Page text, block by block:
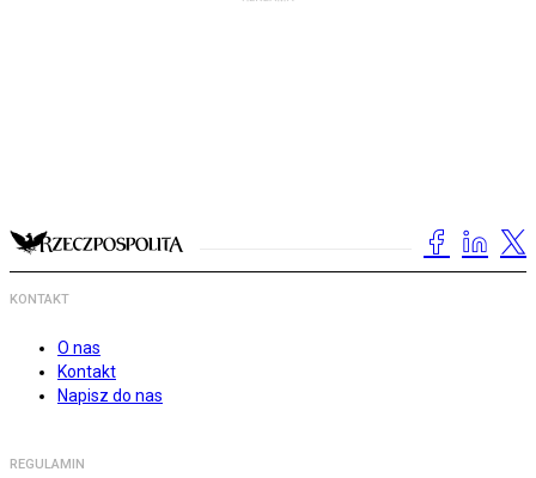
KONTAKT
O nas
Kontakt
Napisz do nas
REGULAMIN